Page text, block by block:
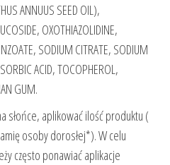
ANNUUS SEED OIL),
OXOTHIAZOLIDINE,
SODIUM CITRATE, SODIUM
ACID, TOCOPHEROL,
GUM.
słońce, aplikować ilość produktu (
osoby dorosłej*). W celu
często ponawiać aplikacje